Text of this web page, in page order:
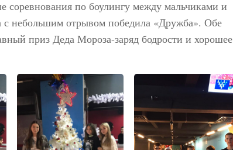
соревнования по боулингу между мальчиками и
с небольшим отрывом победила «Дружба». Обе
приз Деда Мороза-заряд бодрости и хорошее